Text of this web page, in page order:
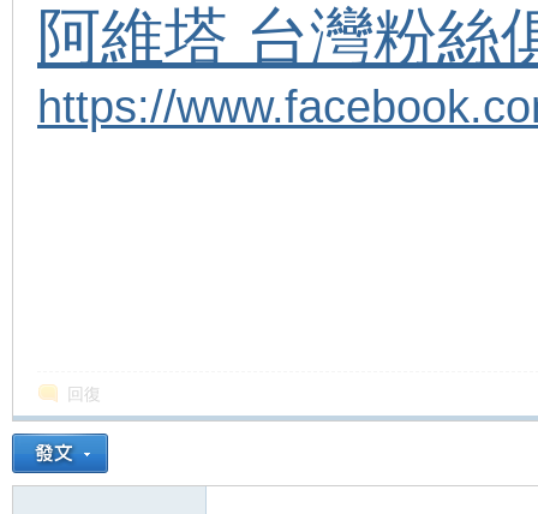
阿維塔 台灣粉絲
https://
回復